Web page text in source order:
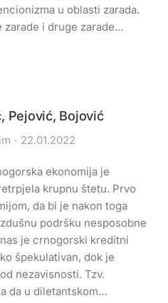
u oblasti zarada.
zarade i druge zarade…
Pejović, Bojović
22.01.2022
ekonomija je
krupnu štetu. Prvo
da bi je nakon toga
podršku nesposobne
je crnogorski kreditni
špekulativan, dok je
nezavisnosti. Tzv.
da u diletantskom…